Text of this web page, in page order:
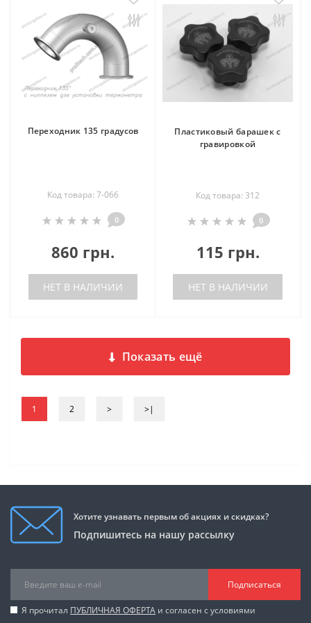
Переходник 135 градусов
Код товара: 7-066
0
860 грн.
НЕТ В НАЛИЧИИ
Пластиковый барашек с
гравировкой
Код товара: 312
0
115 грн.
НЕТ В НАЛИЧИИ
Показать ещё
1 2 > >|
Хотите узнавать первым об акциях и скидках?
Подпишитесь на нашу рассылку
Подписаться
Я прочитал ПУБЛИЧНАЯ ОФЕРТА и согласен с условиями